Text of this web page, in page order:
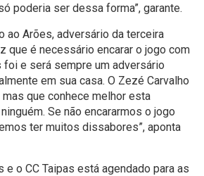
poderia ser dessa forma”, garante.
ao Arões, adversário da terceira
que é necessário encarar o jogo com
foi e será sempre um adversário
em sua casa. O Zezé Carvalho
que conhece melhor esta
Se não encararmos o jogo
ter muitos dissabores”, aponta
e o CC Taipas está agendado para as